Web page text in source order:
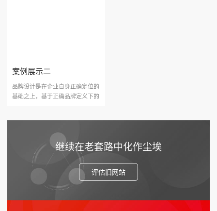
案例展示二
品牌设计是在企业自身正确定位的
基础之上，基于正确品牌定义下的
继续在老套路中化作尘埃
评估旧网站